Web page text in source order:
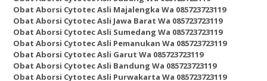
Obat Aborsi Cytotec Asli Majalengka Wa 085723723119
Obat Aborsi Cytotec Asli Jawa Barat Wa 085723723119
Obat Aborsi Cytotec Asli Sumedang Wa 085723723119
Obat Aborsi Cytotec Asli Pemanukan Wa 085723723119
Obat Aborsi Cytotec Asli Garut Wa 085723723119
Obat Aborsi Cytotec Asli Bandung Wa 085723723119
Obat Aborsi Cytotec Asli Purwakarta Wa 085723723119